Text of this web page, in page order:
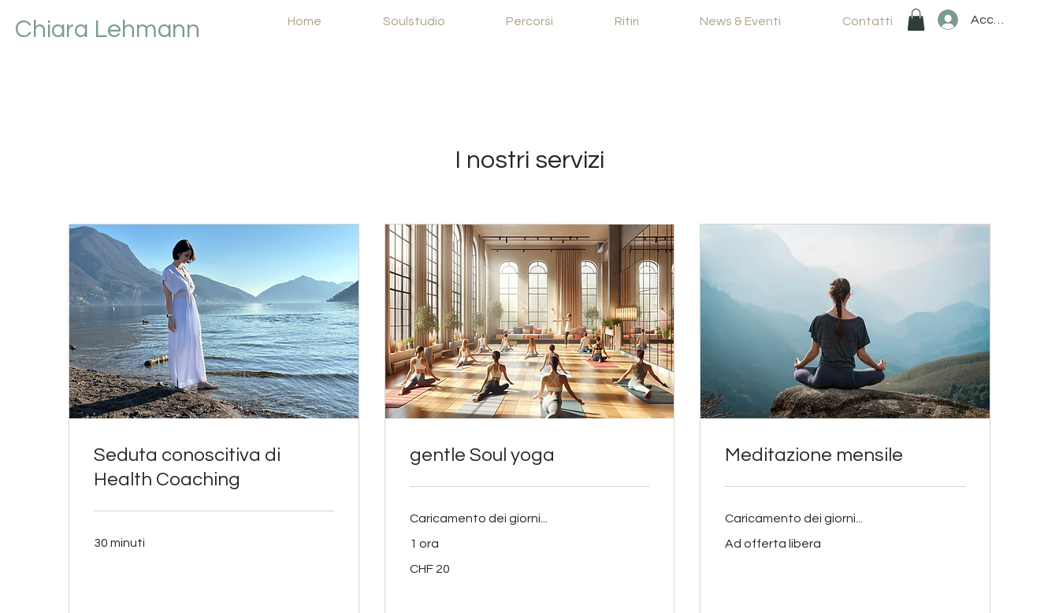
Chiara Lehmann Home Soulstudio Percorsi Ritiri News & Eventi Contatti Accedi
I nostri servizi
Seduta conoscitiva di
Health Coaching
30 minuti
gentle Soul yoga
Caricamento dei giorni...
1 ora
franchi
CHF 20
Meditazione mensile
Caricamento dei giorni...
offerta
Ad offerta libera